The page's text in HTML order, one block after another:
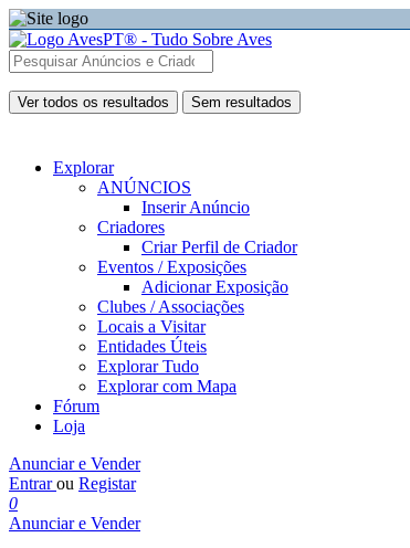
Ver todos os resultados Sem resultados
Explorar
ANÚNCIOS
Inserir Anúncio
Criadores
Criar Perfil de Criador
Eventos / Exposições
Adicionar Exposição
Clubes / Associações
Locais a Visitar
Entidades Úteis
Explorar Tudo
Explorar com Mapa
Fórum
Loja
Anunciar e Vender
Entrarou Registar
0
Anunciar e Vender